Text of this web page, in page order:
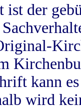
ist der
kann
wird